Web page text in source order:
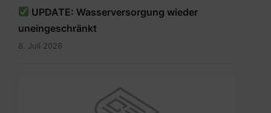
UPDATE: Wasserversorgung wieder
uneingeschränkt
8. Juli 2026